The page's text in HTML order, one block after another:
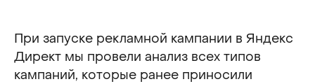
При запуске рекламной кампании в Яндекс
Директ мы провели анализ всех типов
кампаний, которые ранее приносили